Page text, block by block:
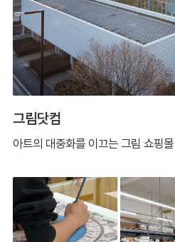
그림닷컴
아트의 대중화를 이끄는 그림 쇼핑몰